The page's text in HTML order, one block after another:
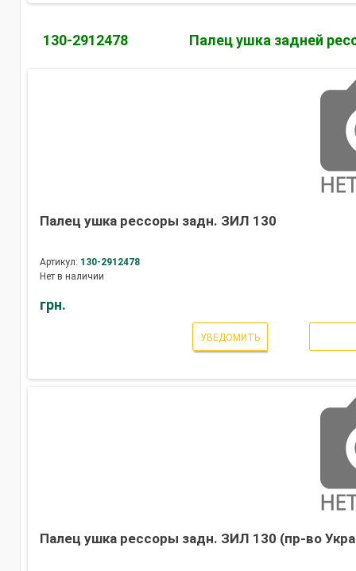
130-2912478 Палец ушка задней
Палец ушка рессоры задн. ЗИЛ 130
Артикул: 130-2912478
Нет в наличии
грн.
УВЕДОМИТЬ
Палец ушка рессоры задн. ЗИЛ 130 (пр-во